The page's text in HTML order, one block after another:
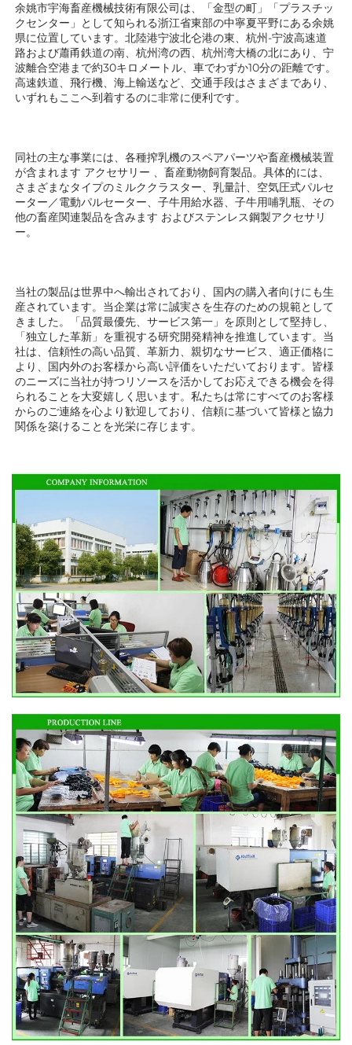
余姚市宇海畜産機械技術有限公司は、「金型の町」「プラスチッ
クセンター」として知られる浙江省東部の中寧夏平野にある余姚
県に位置しています。北陸港宁波北仑港の東、杭州-宁波高速道
路および蕭甬鉄道の南、杭州湾の西、杭州湾大橋の北にあり、宁
波離合空港まで約30キロメートル、車でわずか10分の距離です。
高速鉄道、飛行機、海上輸送など、交通手段はさまざまであり、
いずれもここへ到着するのに非常に便利です。
同社の主な事業には、各種搾乳機のスペアパーツや畜産機械装置
が含まれます アクセサリー 、畜産動物飼育製品。具体的には、
さまざまなタイプのミルククラスター、乳量計、空気圧式パルセ
ーター／電動パルセーター、子牛用給水器、子牛用哺乳瓶、その
他の畜産関連製品を含みます およびステンレス鋼製アクセサリ
ー。
当社の製品は世界中へ輸出されており、国内の購入者向けにも生
産されています。当企業は常に誠実さを生存のための規範として
きました。「品質最優先、サービス第一」を原則として堅持し、
「独立した革新」を重視する研究開発精神を推進しています。当
社は、信頼性の高い品質、革新力、親切なサービス、適正価格に
より、国内外のお客様から高い評価をいただいております。皆様
のニーズに当社が持つリソースを活かしてお応えできる機会を得
られることを大変嬉しく思います。私たちは常にすべてのお客様
からのご連絡を心より歓迎しており、信頼に基づいて皆様と協力
関係を築けることを光栄に存じます。